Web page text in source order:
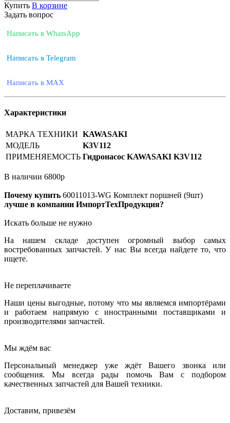
Купить В корзине
Задать вопрос
Написать в WhatsApp
Написать в Telegram
Написать в MAX
Характеристики
МАРКА ТЕХНИКИ KAWASAKI
МОДЕЛЬ
K3V112
ПРИМЕНЯЕМОСТЬ Гидронасос KAWASAKI K3V112
В наличии 6800р
Почему купить 60011013-WG Комплект поршней (9шт)
лучше в компании ИмпортТехПродукция?
Искать больше не нужно
На нашем складе доступен огромный выбор самых
востребованных запчастей. У нас Вы всегда найдете то, что
ищете.
Не переплачиваете
Наши цены выгодные, потому что мы являемся импортёрами
и работаем напрямую с иностранными поставщиками и
производителями запчастей.
Мы ждём вас
Персональный менеджер уже ждёт Вашего звонка или
сообщения. Мы всегда рады помочь Вам с подбором
качественных запчастей для Вашей техники.
Доставим, привезём